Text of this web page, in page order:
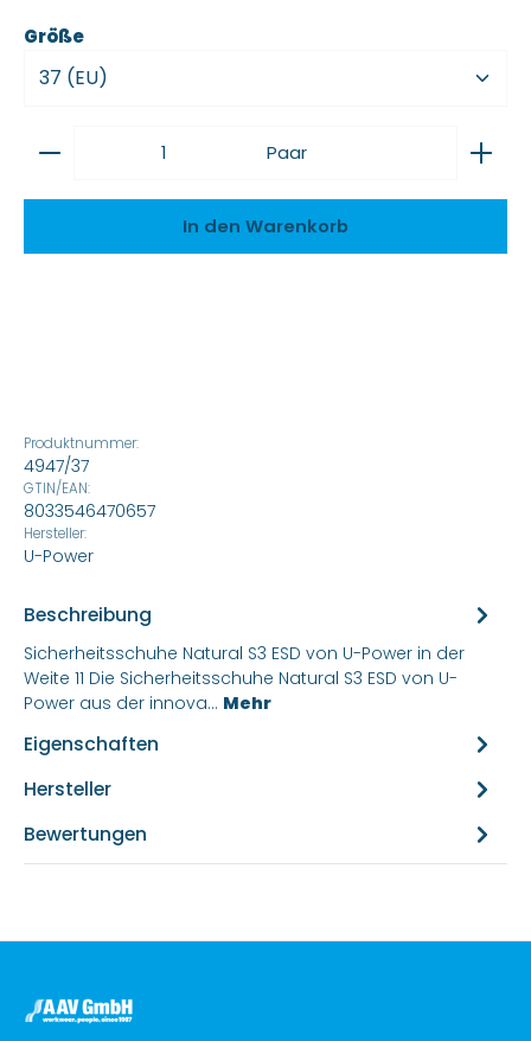
Größeauswählen
Produkt Anzahl: Gib den gewünschten Wert
Paar
In den Warenkorb
Produktnummer:
4947/37
GTIN/EAN:
8033546470657
Hersteller:
U-Power
Beschreibung
Sicherheitsschuhe Natural S3 ESD von U-Power in der
Weite 11 Die Sicherheitsschuhe Natural S3 ESD von U-
Power aus der innova… Mehr
Eigenschaften
Hersteller
Bewertungen